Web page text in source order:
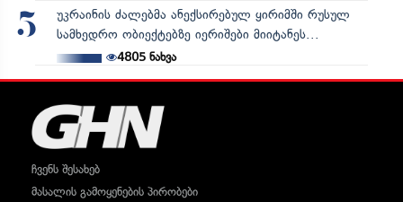
5
უკრაინის ძალებმა ანექსირებულ ყირიმში რუსულ
სამხედრო ობიექტებზე იერიშები მიიტანეს...
4805ნახვა
ჩვენს შესახებ
მასალის გამოყენების პირობები